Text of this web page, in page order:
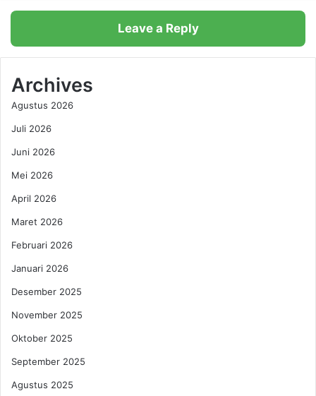
a
a
n
g
a
P
l
i
J
a
u
N
n
e
m
s
a
k
a
n
D
r
e
g
a
K
e
a
Leave a Reply
Archives
Agustus 2026
Juli 2026
Juni 2026
Mei 2026
April 2026
Maret 2026
Februari 2026
Januari 2026
Desember 2025
November 2025
Oktober 2025
September 2025
Agustus 2025